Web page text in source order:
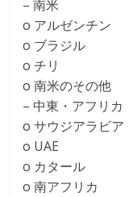
– 南米
o アルゼンチン
o ブラジル
o チリ
o 南米のその他
– 中東・アフリカ
o サウジアラビア
o UAE
o カタール
o 南アフリカ